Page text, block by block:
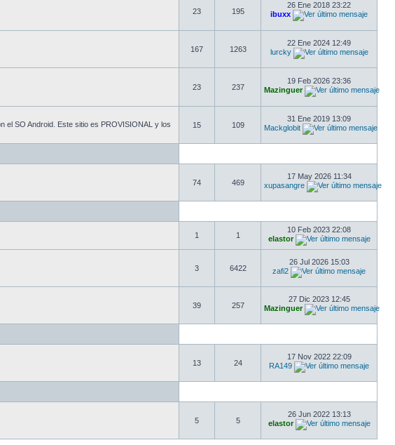
23 195
26 Ene 2018 23:22
ibuxx
167 1263
22 Ene 2024 12:49
lurcky
23 237
19 Feb 2026 23:36
Mazinguer
el SO Android. Este sitio es PROVISIONAL y los
15 109
31 Ene 2019 13:09
Mackglobit
74 469
17 May 2026 11:34
xupasangre
1 1
10 Feb 2023 22:08
elastor
3 6422
26 Jul 2026 15:03
zafi2
39 257
27 Dic 2023 12:45
Mazinguer
13 24
17 Nov 2022 22:09
RA149
5 5
26 Jun 2022 13:13
elastor